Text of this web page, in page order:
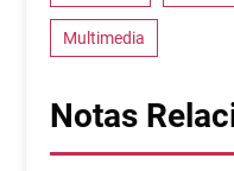
Multimedia
Notas